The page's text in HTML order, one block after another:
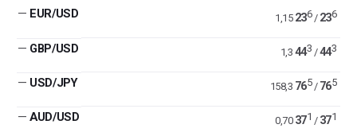
— EUR/USD 1,15 236/ 236
— GBP/USD 1,3 443 /443
— USD/JPY 158,3 765/ 765
— AUD/USD 0,70 371 / 371